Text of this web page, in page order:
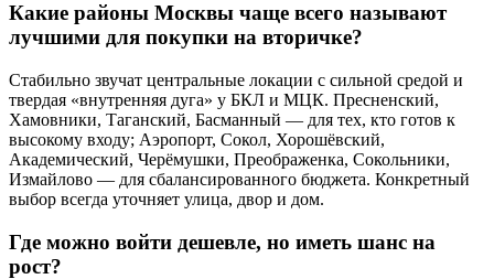
Какие районы Москвы чаще всего называют
лучшими для покупки на вторичке?
Стабильно звучат центральные локации с сильной средой и
твердая «внутренняя дуга» у БКЛ и МЦК. Пресненский,
Хамовники, Таганский, Басманный — для тех, кто готов к
высокому входу; Аэропорт, Сокол, Хорошёвский,
Академический, Черёмушки, Преображенка, Сокольники,
Измайлово — для сбалансированного бюджета. Конкретный
выбор всегда уточняет улица, двор и дом.
Где можно войти дешевле, но иметь шанс на
рост?